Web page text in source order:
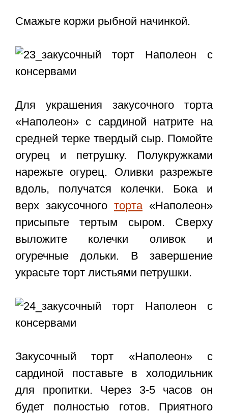
Смажьте коржи рыбной начинкой.
Для украшения закусочного торта
«Наполеон» с сардиной натрите на
средней терке твердый сыр. Помойте
огурец и петрушку. Полукружками
нарежьте огурец. Оливки разрежьте
вдоль, получатся колечки. Бока и
верх закусочного торта«Наполеон»
присыпьте тертым сыром. Сверху
выложите колечки оливок и
огуречные дольки. В завершение
украсьте торт листьями петрушки.
Закусочный торт «Наполеон» с
сардиной поставьте в холодильник
для пропитки. Через 3-5 часов он
будет полностью готов. Приятного